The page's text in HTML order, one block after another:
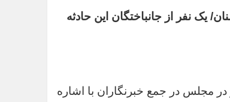
یک نفر از جانباختگان این حادثه
مجلس در جمع خبرنگاران با اشاره